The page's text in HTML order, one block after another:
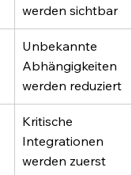
werden sichtbar
Unbekannte
Abhängigkeiten
werden reduziert
Kritische
Integrationen
werden zuerst